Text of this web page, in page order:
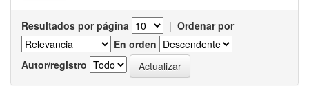
Resultados por página | Ordenar por
En orden
Autor/registro